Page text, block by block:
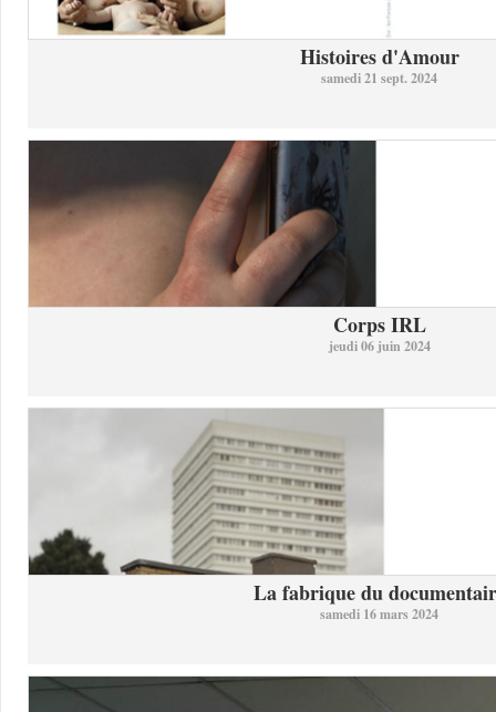
Histoires d'Amour
samedi 21 sept. 2024
Corps IRL
jeudi 06 juin 2024
La fabrique du
samedi 16 mars 2024